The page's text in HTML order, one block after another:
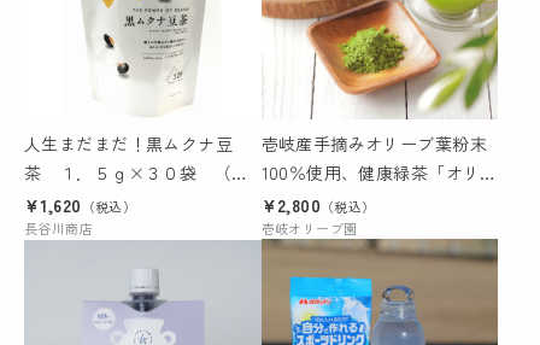
人生まだまだ！黒ムクナ豆
茶 １．５ｇ×３０袋 （テ
トラタグ付ティーバッグ）
¥1,620 （税込）
長谷川商店
壱岐産手摘みオリーブ葉粉末
100％使用、健康緑茶「オリー
ブ葉のちから」25ｇ、毎日１
杯飲んでも1ケ月分！
¥2,800 （税込）
壱岐オリーブ園